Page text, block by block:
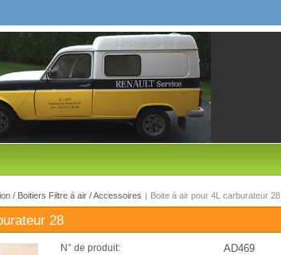
/ Boitiers Filtre à air / Accessoires | Boite à air pour 4L carburateur 28
28
N° de produit: AD469